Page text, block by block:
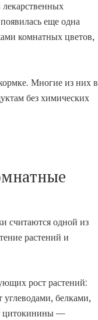
еще одна
комнатных цветов,
Многие из них в
без химических
считаются одной из
растений и
рост растений:
белками,
цитокинины —